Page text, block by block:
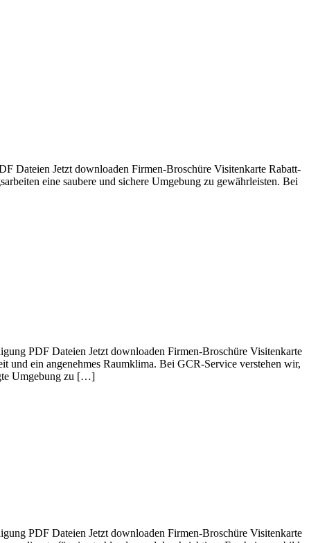
Dateien Jetzt downloaden Firmen-Broschüre Visitenkarte Rabatt-
eine saubere und sichere Umgebung zu gewährleisten. Bei
PDF Dateien Jetzt downloaden Firmen-Broschüre Visitenkarte
und ein angenehmes Raumklima. Bei GCR-Service verstehen wir,
Umgebung zu […]
PDF Dateien Jetzt downloaden Firmen-Broschüre Visitenkarte